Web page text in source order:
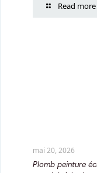
Read more
mai 20, 2026
Plomb peinture